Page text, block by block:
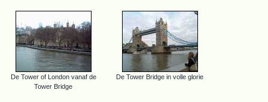
De Tower of London vanaf de
Tower Bridge
De Tower Bridge in volle glorie